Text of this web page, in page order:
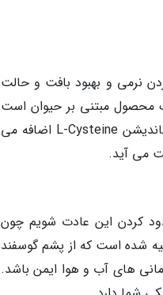
نرمی و بهبود بافت و حالت
محصول مبتنی بر حیوان است
چه خواهید گفت؟ بعضی از مارک های تجاری که محصولات شیرین پزی را می فروشند به کاندیشن L-Cysteine اضافه می
می آید.
کردن این عادت شویم چون
شده است که از پشم گوسفند
های آب و هوا ایمن باشد.